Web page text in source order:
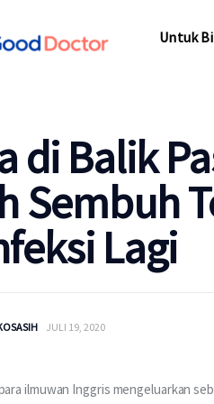
Untuk
di Balik
Sembuh
Lagi
JULI 19, 2020
ilmuwan Inggris mengeluarkan